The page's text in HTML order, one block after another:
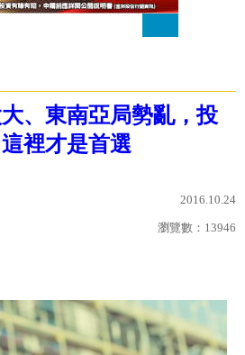
、東南亞局勢亂，投
裡才是首選
2016.10.24
瀏覽數： 13946